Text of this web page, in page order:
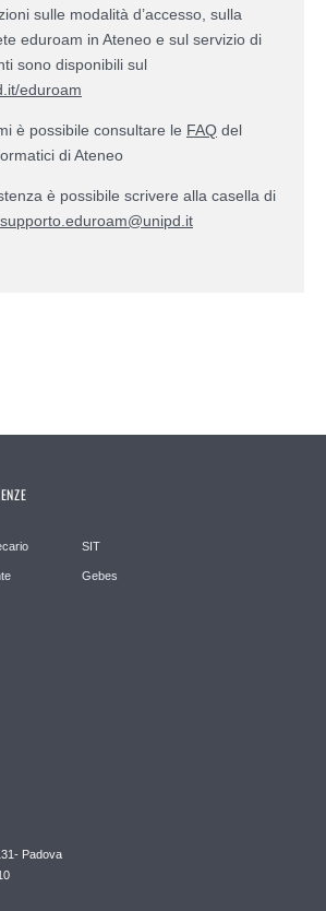
sulle modalità d’accesso, sulla
eduroam in Ateneo e sul servizio di
sono disponibili sul
eduroam
è possibile consultare le FAQ del
di Ateneo
è possibile scrivere alla casella di
supporto.eduroam@unipd.it
SIT
Gebes
Padova